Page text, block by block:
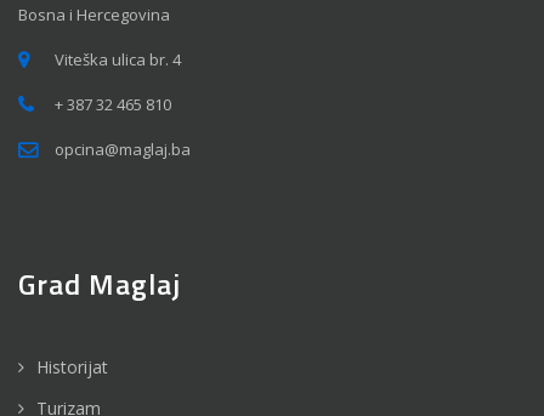
Bosna i Hercegovina
Viteška ulica br. 4
+ 387 32 465 810
opcina@maglaj.ba
Grad Maglaj
Historijat
Turizam